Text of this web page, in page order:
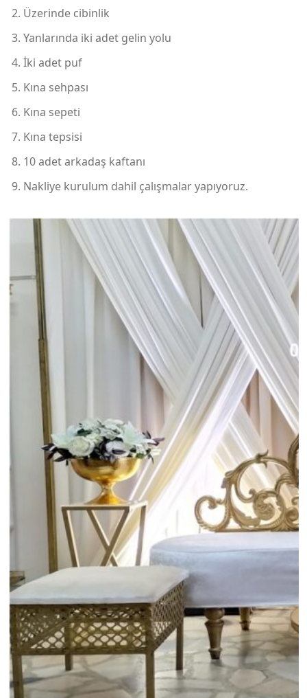
Üzerinde cibinlik
Yanlarında iki adet gelin yolu
İki adet puf
Kına sehpası
Kına sepeti
Kına tepsisi
10 adet arkadaş kaftanı
Nakliye kurulum dahil çalışmalar yapıyoruz.